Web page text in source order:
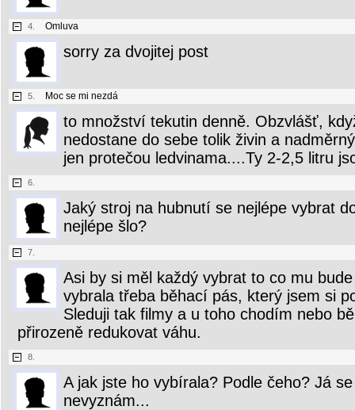
4. Omluva
sorry za dvojitej post
5. Moc se mi nezdá
to množství tekutin denně. Obzvlášť,
nedostane do sebe tolik živin a
jen protečou ledvinama....Ty 2-2,5 litru
6.
Jaký stroj na hubnutí se nejlépe vybrat
nejlépe šlo?
7.
Asi by si měl každý vybrat to co mu
vybrala třeba běhací pás, který jsem si
Sleduji tak filmy a u toho chodím nebo
přirozeně redukovat váhu.
8.
A jak jste ho vybírala? Podle čeho? Já
nevyznám...